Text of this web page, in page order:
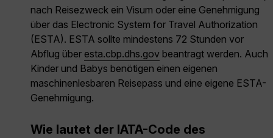
nach Reisezweck ein Visum oder eine Genehmigung
über das Electronic System for Travel Authorization
(ESTA). ESTA sollte mindestens 72 Stunden vor
Abflug über esta.cbp.dhs.gov beantragt werden. Auch
Kinder und Babys benötigen einen eigenen
maschinenlesbaren Reisepass und eine eigene ESTA-
Genehmigung.
Wie lautet der IATA-Code des